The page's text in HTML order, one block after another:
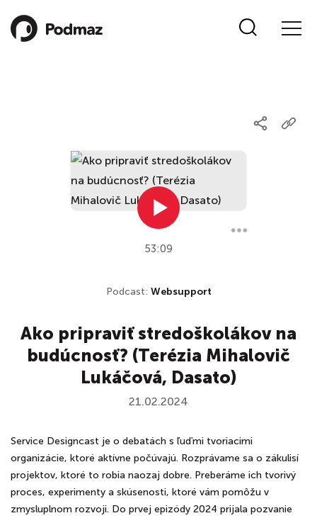
53:09
Podcast: Websupport
Ako pripraviť stredoškolákov na
budúcnosť? (Terézia Mihalovič
Lukáčová, Dasato)
21.02.2024
Service Designcast je o debatách s ľuďmi tvoriacimi
organizácie, ktoré aktívne počúvajú. Rozprávame sa o zákulisí
projektov, ktoré to robia naozaj dobre. Preberáme ich tvorivý
proces, experimenty a skúsenosti, ktoré vám pomôžu v
zmysluplnom rozvoji. Do prvej epizódy 2024 prijala pozvanie